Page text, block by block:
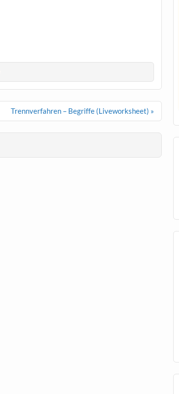
Trennverfahren – Begriffe (Liveworksheet) »